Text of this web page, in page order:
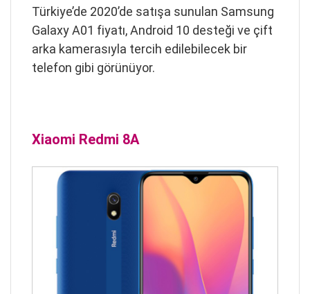
Türkiye’de 2020’de satışa sunulan Samsung
Galaxy A01 fiyatı, Android 10 desteği ve çift
arka kamerasıyla tercih edilebilecek bir
telefon gibi görünüyor.
Xiaomi Redmi 8A